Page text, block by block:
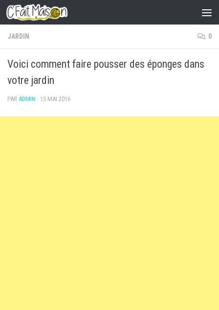
Skip to content
JARDIN 0
Voici comment faire pousser des éponges dans
votre jardin
PAR ADMIN · 15 MAI 2016